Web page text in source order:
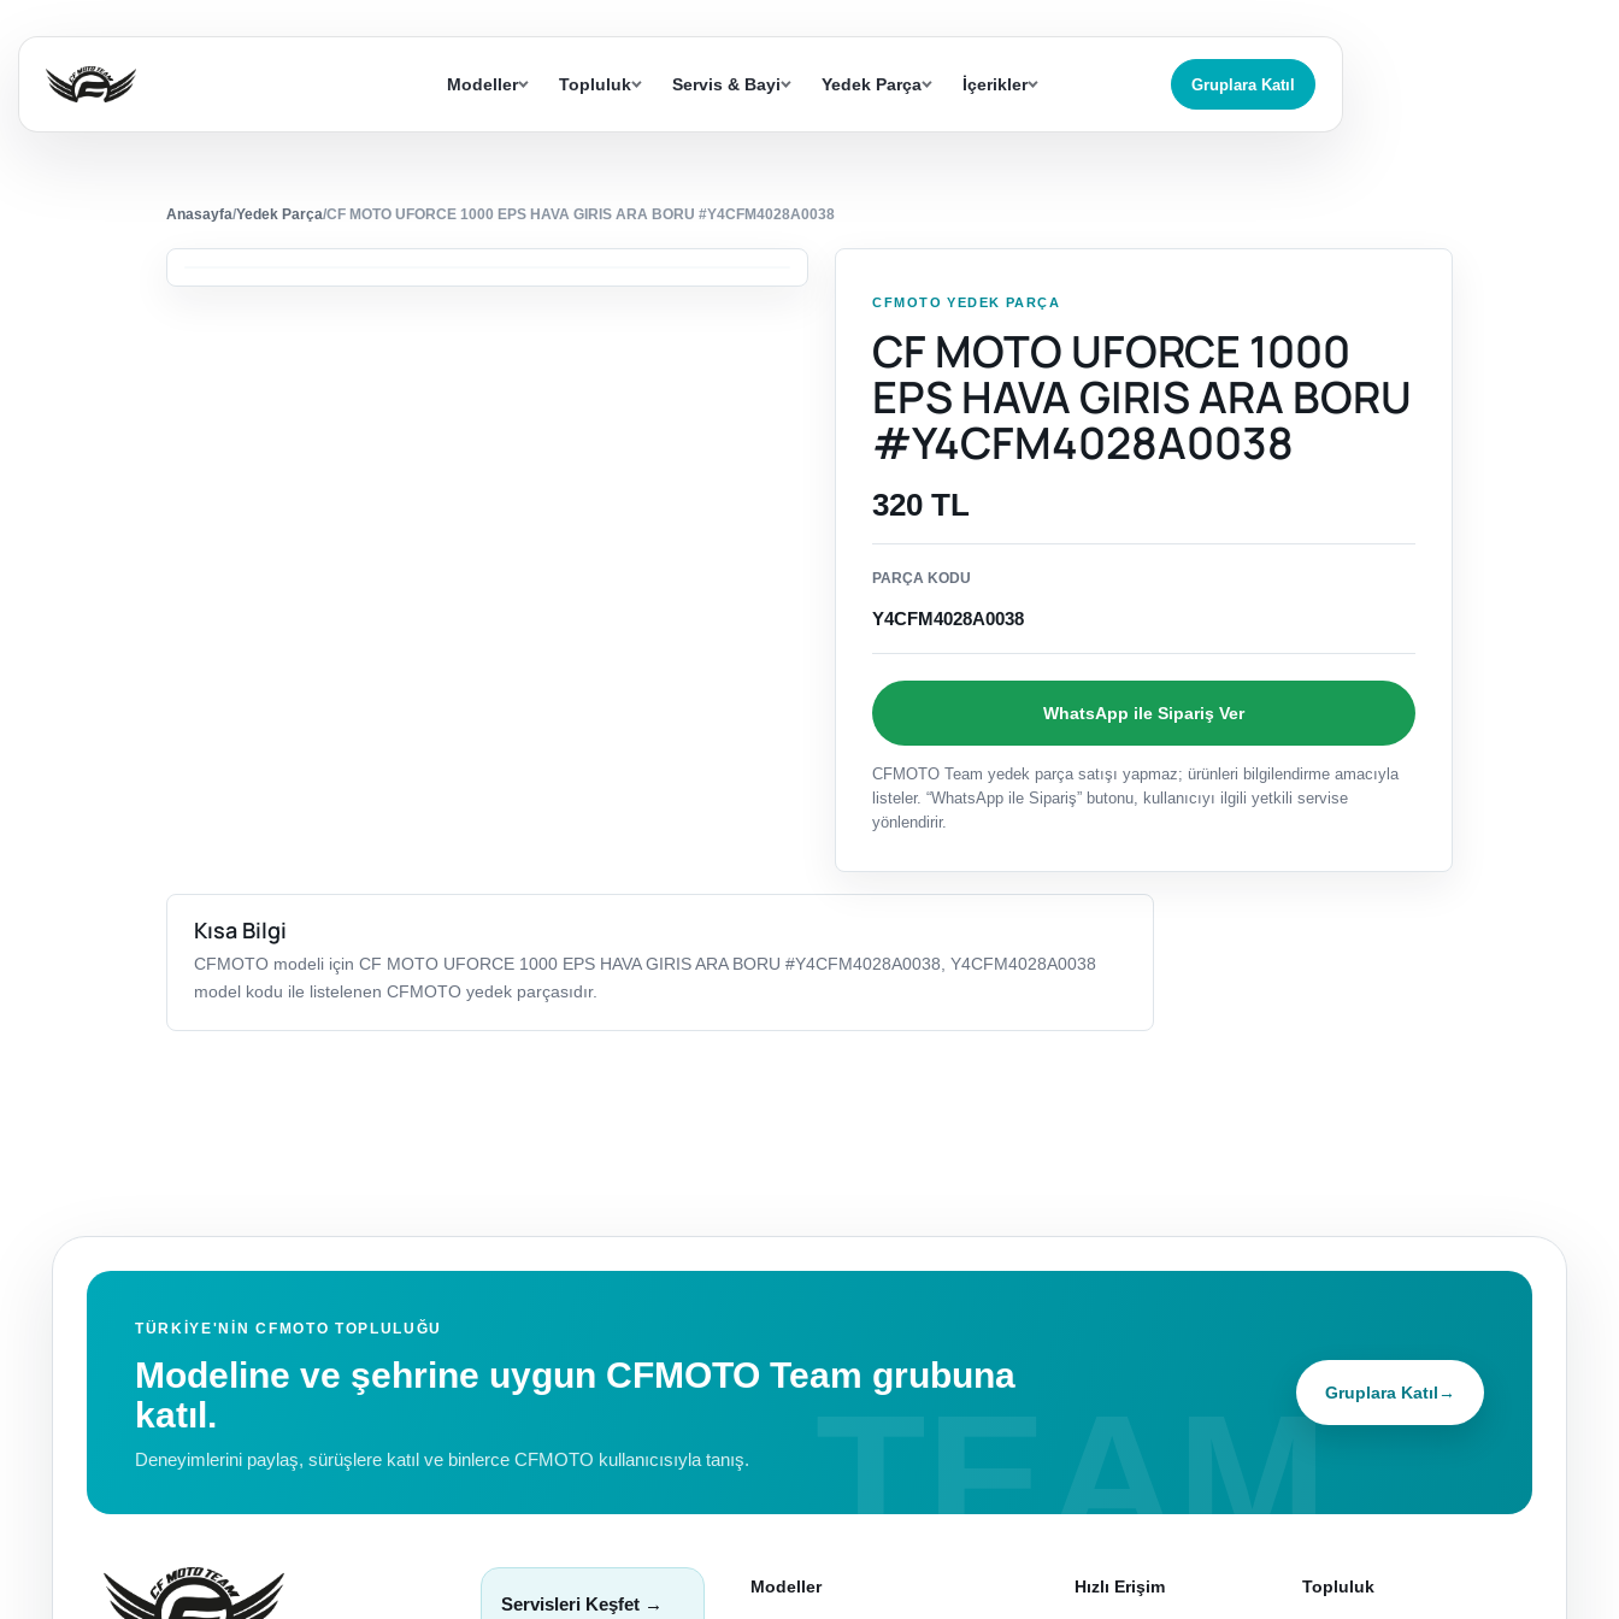
Modeller Topluluk Servis & Bayi Yedek Parça İçerikler Gruplara Katıl
Anasayfa/Yedek Parça/CF MOTO UFORCE 1000 EPS HAVA GIRIS ARA BORU #Y4CFM4028A0038
CFMOTO YEDEK PARÇA
CF MOTO UFORCE 1000
EPS HAVA GIRIS ARA BORU
#Y4CFM4028A0038
320 TL
PARÇA KODU
Y4CFM4028A0038
WhatsApp ile Sipariş Ver
CFMOTO Team yedek parça satışı yapmaz; ürünleri bilgilendirme amacıyla
listeler. “WhatsApp ile Sipariş” butonu, kullanıcıyı ilgili yetkili servise
yönlendirir.
Kısa Bilgi
CFMOTO modeli için CF MOTO UFORCE 1000 EPS HAVA GIRIS ARA BORU #Y4CFM4028A0038, Y4CFM4028A0038
model kodu ile listelenen CFMOTO yedek parçasıdır.
TÜRKIYE'NIN CFMOTO TOPLULUĞU
Modeline ve şehrine uygun CFMOTO Team grubuna
katıl.
Deneyimlerini paylaş, sürüşlere katıl ve binlerce CFMOTO kullanıcısıyla tanış.
Gruplara Katıl→
Servisleri Keşfet →
Modeller Hızlı Erişim Topluluk